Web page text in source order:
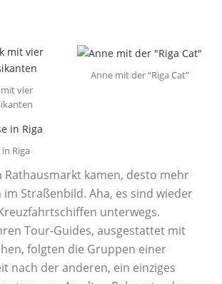
Anne mit der “Riga Cat”
vier
Riga
Rathausmarkt kamen, desto mehr
Straßenbild. Aha, es sind wieder
unterwegs.
Tour-Guides, ausgestattet mit
folgten die Gruppen einer
nach der anderen, ein einziges